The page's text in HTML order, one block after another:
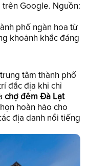
Google. Nguồn:
phố ngàn hoa từ
khoảnh khắc đáng
tâm thành phố
đắc địa khi chỉ
chợ đêm Đà Lạt
hoàn hảo cho
địa danh nổi tiếng